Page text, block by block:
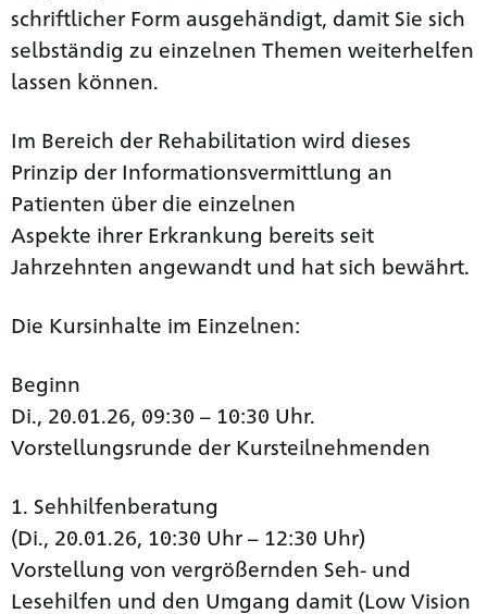
schriftlicher Form ausgehändigt, damit Sie sich
selbständig zu einzelnen Themen weiterhelfen
lassen können.
Im Bereich der Rehabilitation wird dieses
Prinzip der Informationsvermittlung an
Patienten über die einzelnen
Aspekte ihrer Erkrankung bereits seit
Jahrzehnten angewandt und hat sich bewährt.
Die Kursinhalte im Einzelnen:
Beginn
Di., 20.01.26, 09:30 – 10:30 Uhr.
Vorstellungsrunde der Kursteilnehmenden
1. Sehhilfenberatung
(Di., 20.01.26, 10:30 Uhr – 12:30 Uhr)
Vorstellung von vergrößernden Seh- und
Lesehilfen und den Umgang damit (Low Vision